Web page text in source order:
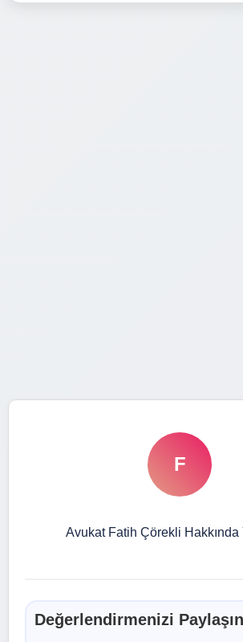
F
Avukat Fatih Çörekli Hakkında
Değerlendirmenizi Paylaşın